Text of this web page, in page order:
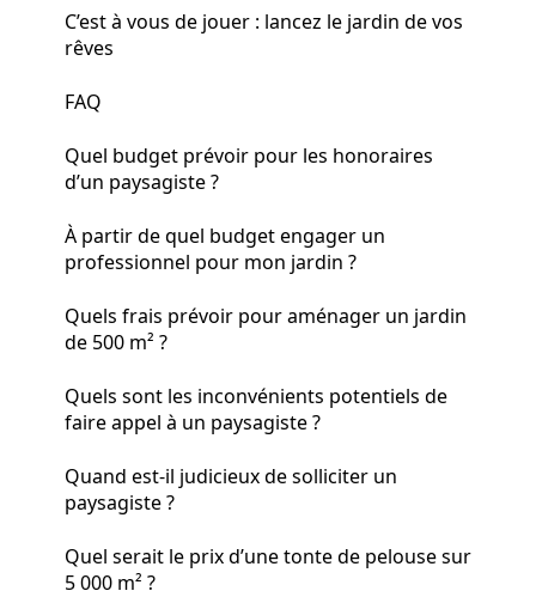
C’est à vous de jouer : lancez le jardin de vos
rêves
FAQ
Quel budget prévoir pour les honoraires
d’un paysagiste ?
À partir de quel budget engager un
professionnel pour mon jardin ?
Quels frais prévoir pour aménager un jardin
de 500 m² ?
Quels sont les inconvénients potentiels de
faire appel à un paysagiste ?
Quand est-il judicieux de solliciter un
paysagiste ?
Quel serait le prix d’une tonte de pelouse sur
5 000 m² ?